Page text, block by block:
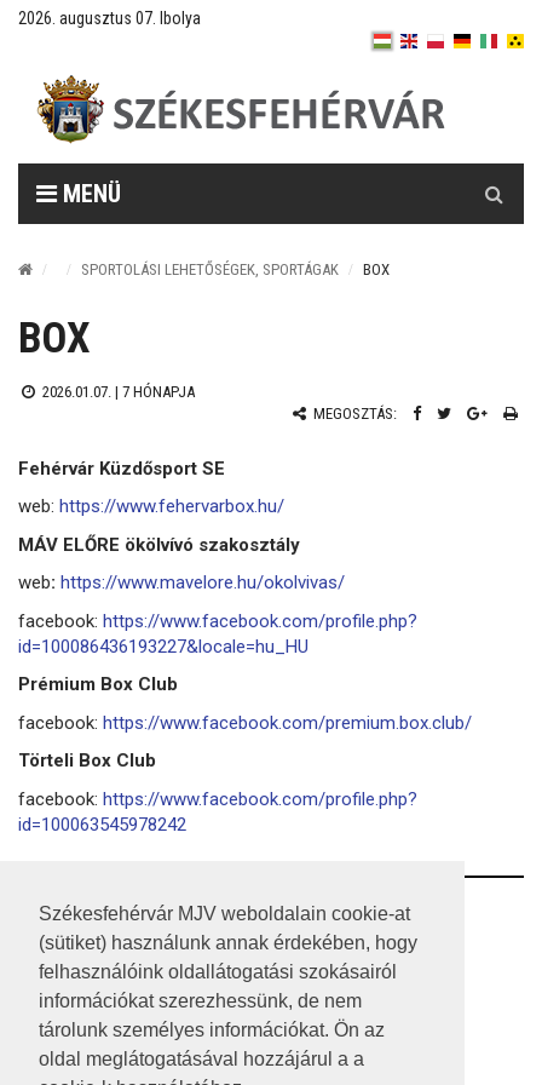
Székesfehérvár MJV weboldalain cookie-at
(sütiket) használunk annak érdekében, hogy
felhasználóink oldallátogatási szokásairól
információkat szerezhessünk, de nem
tárolunk személyes információkat. Ön az
oldal meglátogatásával hozzájárul a a
2026. augusztus 07. Ibolya
MENÜ
SPORTOLÁSI LEHETŐSÉGEK, SPORTÁGAK BOX
BOX
2026.01.07. | 7 HÓNAPJA
MEGOSZTÁS:
Fehérvár Küzdősport SE
web: https://www.fehervarbox.hu/
MÁV ELŐRE ökölvívó szakosztály
web: https://www.mavelore.hu/okolvivas/
facebook: https://www.facebook.com/profile.php?
id=100086436193227&locale=hu_HU
Prémium Box Club
facebook: https://www.facebook.com/premium.box.club/
Törteli Box Club
facebook: https://www.facebook.com/profile.php?
id=100063545978242
RSS
A HONLAP 2017.03.31-I ÁLLAPOTA
JOGI NYILATKOZAT
IMPRESSZUM